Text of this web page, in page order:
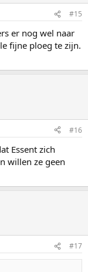
#15
er nog wel naar
fijne ploeg te zijn.
#16
Essent zich
willen ze geen
#17